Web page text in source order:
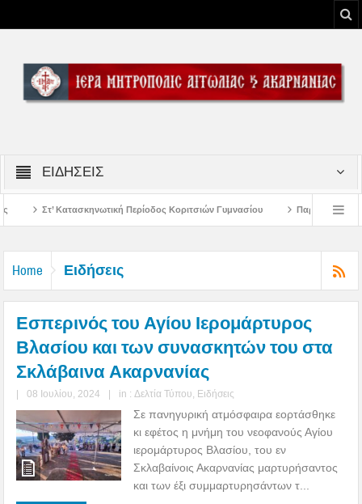
ΕΙΔΗΣΕΙΣ
Περίοδος Κοριτσιών Γυμνασίου Παρακλήσεις πρώτης εβδομάδος
Home Ειδήσεις
Εσπερινός του Αγίου Ιερομάρτυρος
Βλασίου και των συνασκητών του στα
Σκλάβαινα Ακαρνανίας
| 08 Ιουλίου, 2024 | in : Δελτία Τύπου Ειδήσεις
Σε πανηγυρική ατμόσφαιρα εορτάσθηκε
κι εφέτος η μνήμη του νεοφανούς Αγίου
ιερομάρτυρος Βλασίου, του εν
Σκλαβαίνοις Ακαρνανίας μαρτυρήσαντος
και των έξι συμμαρτυρησάντων τ...